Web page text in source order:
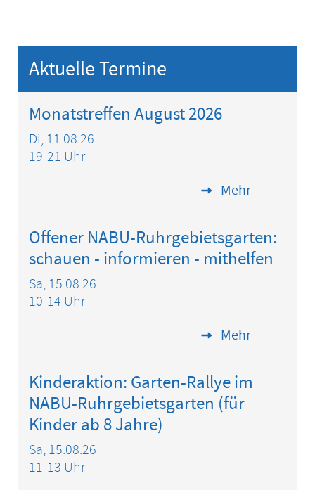
Aktuelle Termine
Monatstreffen August 2026
Di, 11.08.26
19-21 Uhr
Mehr
Offener NABU-Ruhrgebietsgarten:
schauen - informieren - mithelfen
Sa, 15.08.26
10-14 Uhr
Mehr
Kinderaktion: Garten-Rallye im
NABU-Ruhrgebietsgarten (für
Kinder ab 8 Jahre)
Sa, 15.08.26
11-13 Uhr